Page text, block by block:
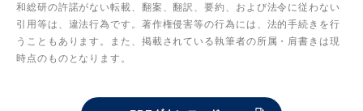
和総研の許諾がない転載、翻案、翻訳、要約、および法令に従わない
引用等は、違法行為です。著作権侵害等の行為には、法的手続きを行
うこともあります。また、掲載されている執筆者の所属・肩書きは現
時点のものとなります。